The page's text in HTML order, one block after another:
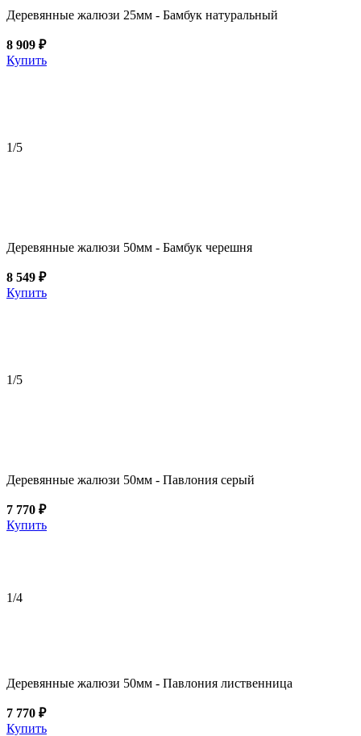
Деревянные жалюзи 25мм - Бамбук натуральный
8 909 ₽
Купить
1/5
Деревянные жалюзи 50мм - Бамбук черешня
8 549 ₽
Купить
1/5
Деревянные жалюзи 50мм - Павлония серый
7 770 ₽
Купить
1/4
Деревянные жалюзи 50мм - Павлония лиственница
7 770 ₽
Купить